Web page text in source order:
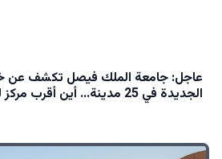
عاجل: جامعة الملك فيصل تكشف عن
الجديدة في 25 مدينة… أين أقرب مركز لك؟